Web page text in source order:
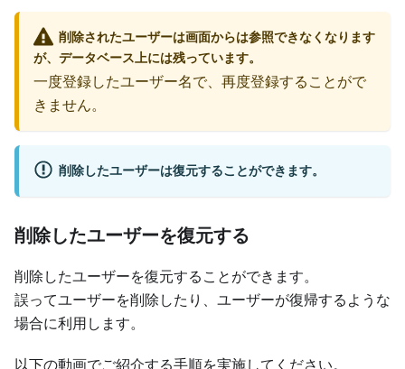
削除されたユーザーは画面からは参照できなくなります
が、データベース上には残っています。
一度登録したユーザー名で、再度登録することがで
きません。
削除したユーザーは復元することができます。
削除したユーザーを復元する
削除したユーザーを復元することができます。
誤ってユーザーを削除したり、ユーザーが復帰するような
場合に利用します。
以下の動画でご紹介する手順を実施してください。